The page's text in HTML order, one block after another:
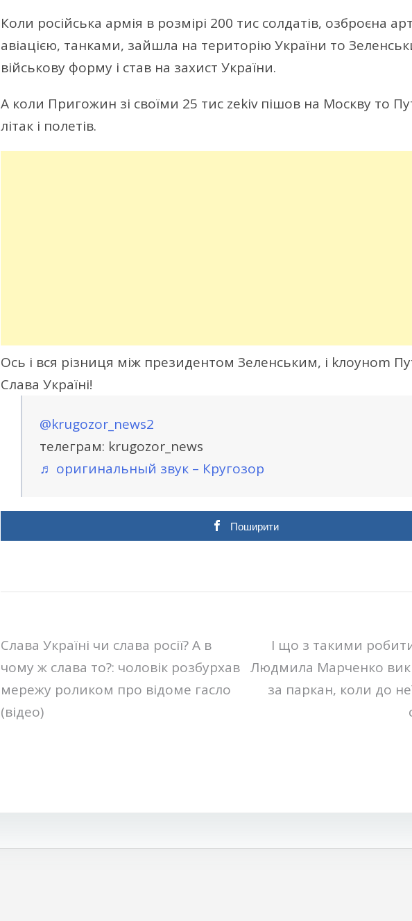
Коли російська армія в розмірі 200 тис солдатів, озброєна
авіацією, танками, зайшла на територію України то
військову форму і став на захист України.
А коли Пригожин зі своїми 25 тис zеkiv пішов на Москву то
літак і полетів.
Ось і вся різниця між президентом Зеленським, і kлоуноm
Слава Україні!
@krugozor_news2
телеграм: krugozor_news
♬ оригинальный звук – Кругозор
Поширити
Навігація
записів
Слава Україні чи слава росії? А в
чому ж слава то?: чоловік розбурхав
мережу роликом про відоме гасло
(відео)
І що з такими
Людмила Марченко
за паркан, коли до